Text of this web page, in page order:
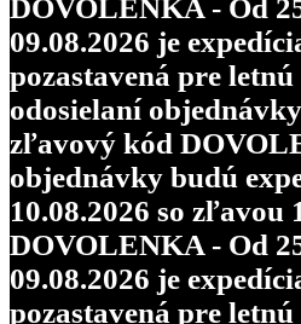
DOVOLENKA - Od
09.08.2026 je
pozastavená pre
odosielaní
zľavový kód
objednávky budú
10.08.2026 so zľavou
DOVOLENKA - Od
09.08.2026 je
pozastavená pre